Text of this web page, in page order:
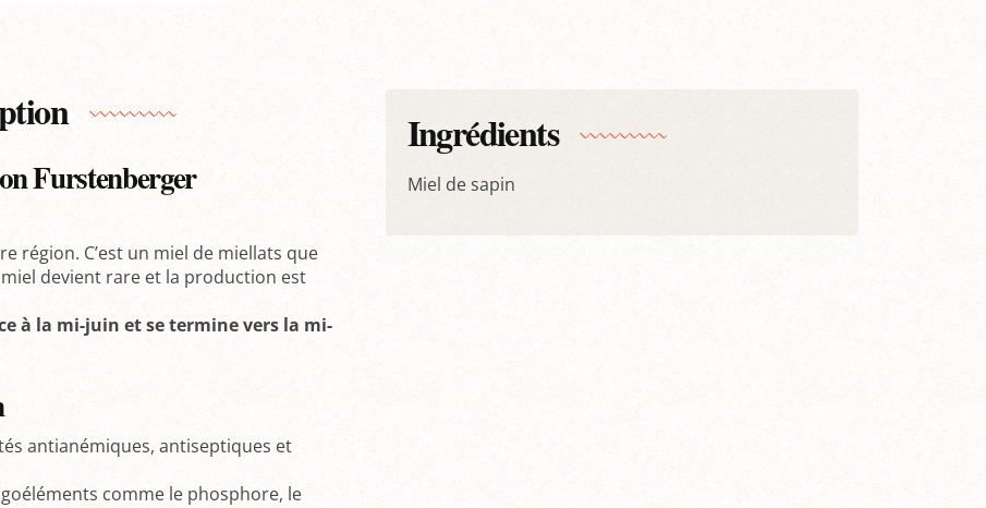
Furstenberger
région. C’est un miel de miellats que
devient rare et la production est
à la mi-juin et se termine vers la mi-
antianémiques, antiseptiques et
comme le phosphore, le
Ingrédients
Miel de sapin